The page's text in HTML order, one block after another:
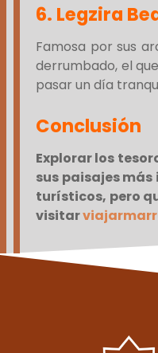
6. Legzira
Famosa por sus
derrumbado, el
pasar un día
Conclusión
Explorar los
sus paisajes
turísticos, pero
visitar